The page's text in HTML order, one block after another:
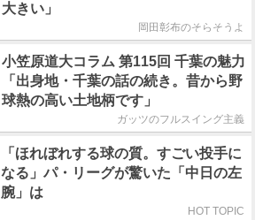
大きい」
岡田彰布のそらそうよ
小笠原道大コラム 第115回 千葉の魅力
「出身地・千葉の話の続き。昔から野
球熱の高い土地柄です」
ガッツのフルスイング主義
「ほれぼれする球の質。すごい投手に
なる」パ・リーグが驚いた「中日の左
腕」は
HOT TOPIC